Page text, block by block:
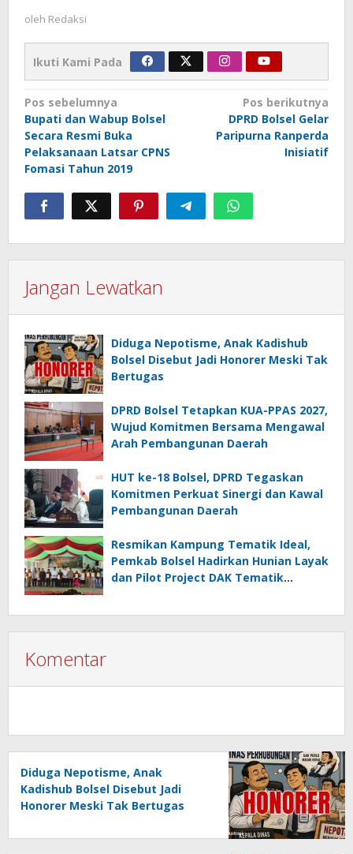
oleh Redaksi
Ikuti Kami Pada
Navigasi
pos
Pos sebelumnya
Bupati dan Wabup Bolsel
Secara Resmi Buka
Pelaksanaan Latsar CPNS
Fomasi Tahun 2019
Pos berikutnya
DPRD Bolsel Gelar
Paripurna Ranperda
Inisiatif
Jangan Lewatkan
Diduga Nepotisme, Anak Kadishub
Bolsel Disebut Jadi Honorer Meski Tak
Bertugas
DPRD Bolsel Tetapkan KUA-PPAS 2027,
Wujud Komitmen Bersama Mengawal
Arah Pembangunan Daerah
HUT ke-18 Bolsel, DPRD Tegaskan
Komitmen Perkuat Sinergi dan Kawal
Pembangunan Daerah
Resmikan Kampung Tematik Ideal,
Pemkab Bolsel Hadirkan Hunian Layak
dan Pilot Project DAK Tematik
Komentar
Diduga Nepotisme, Anak
Kadishub Bolsel Disebut Jadi
Honorer Meski Tak Bertugas